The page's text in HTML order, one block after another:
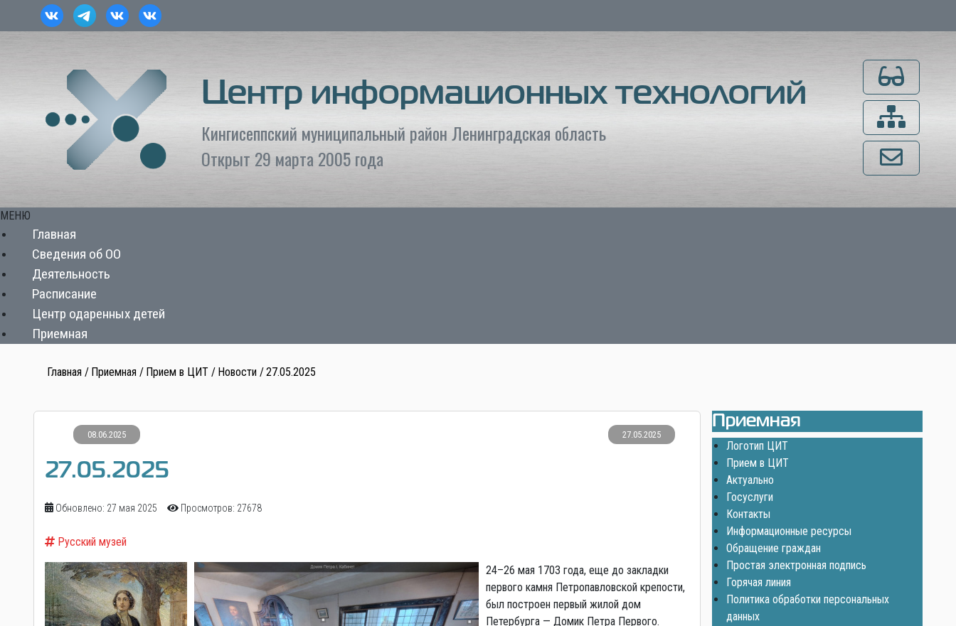
Центр информационных технологий
Кингисеппский муниципальный район Ленинградская область
Открыт 29 марта 2005 года
Для
Карта сайта
Напишите нам
МЕНЮ
Главная
Сведения об ОО
Деятельность
Расписание
Центр одаренных детей
Приемная
Главная Приемная Прием в ЦИТ Новости 27.05.2025
08.06.2025 27.05.2025
27.05.2025
Обновлено: 27 мая 2025 Просмотров: 27678
Русский музей
24–26 мая 1703 года, еще до закладки
первого камня Петропавловской крепости,
был построен первый жилой дом
Петербурга — Домик Петра Первого.
Приемная
Логотип ЦИТ
Прием в ЦИТ
Актуально
Госуслуги
Контакты
Информационные ресурсы
Обращение граждан
Простая электронная подпись
Горячая линия
Политика обработки персональных
данных